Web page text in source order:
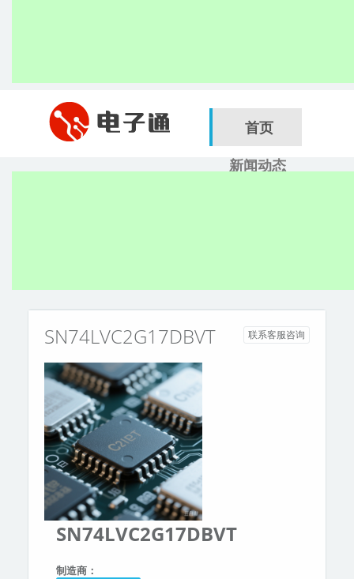
首页
新闻动态
服务商
联系客服咨询
SN74LVC2G17DBVT
SN74LVC2G17DBVT
制造商：